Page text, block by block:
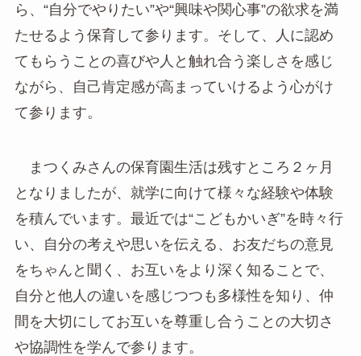
ら、“自分でやりたい”や“興味や関心事”の欲求を満
たせるよう保育して参ります。そして、人に認め
てもらうことの喜びや人と触れ合う楽しさを感じ
ながら、自己肯定感が高まっていけるよう心がけ
て参ります。
まつくみさんの保育園生活は残すところ２ヶ月
となりましたが、就学に向けて様々な経験や体験
を積んでいます。最近では“こどもかいぎ”を時々行
い、自分の考えや思いを伝える、お友だちの意見
をちゃんと聞く、お互いをより深く知ることで、
自分と他人の違いを感じつつも多様性を知り、仲
間を大切にしてお互いを尊重し合うことの大切さ
や協調性を学んで参ります。